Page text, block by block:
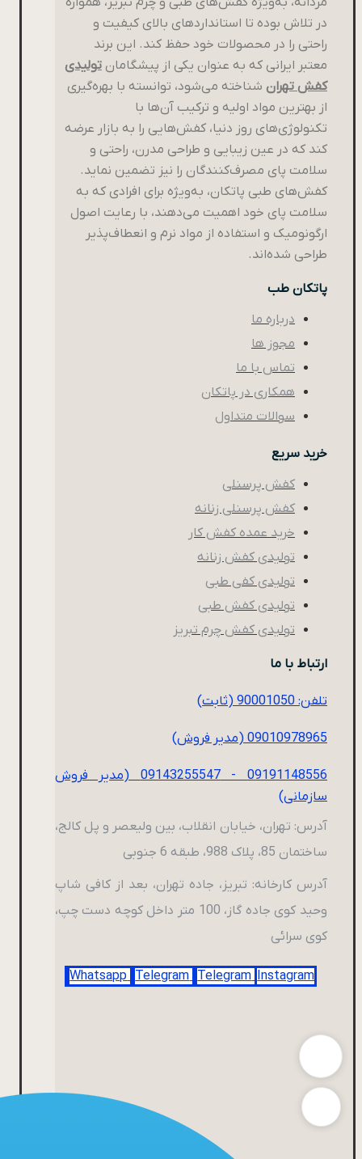
در تلاش بوده تا استانداردهای بالای کیفیت و
راحتی را در محصولات خود حفظ کند. این برند
معتبر ایرانی که به عنوان یکی از پیشگامان تولیدی
کفش تهران شناخته می‌شود، توانسته با بهره‌گیری
از بهترین مواد اولیه و ترکیب آن‌ها با
تکنولوژی‌های روز دنیا، کفش‌هایی را به بازار عرضه
کند که در عین زیبایی و طراحی مدرن، راحتی و
سلامت پای مصرف‌کنندگان را نیز تضمین نماید.
کفش‌های طبی پاتکان، به‌ویژه برای افرادی که به
سلامت پای خود اهمیت می‌دهند، با رعایت اصول
ارگونومیک و استفاده از مواد نرم و انعطاف‌پذیر
طراحی شده‌اند.
پاتکان طب
درباره ما
مجوز ها
تماس با ما
همکاری در پاتکان
سوالات متداول
خرید سریع
کفش پرسنلی
کفش پرسنلی زنانه
خرید عمده کفش کار
تولیدی کفش زنانه
تولیدی کفی طبی
تولیدی کفش طبی
تولیدی کفش چرم تبریز
ارتباط با ما
تلفن: 90001050 (ثابت)
09010978965 (مدیر فروش)
09191148556 - 09143255547 (مدیر فروش
سازمانی)
آدرس: تهران، خیابان انقلاب، بین ولیعصر و پل کالج،
ساختمان 85، پلاک 988، طبقه 6 جنوبی
آدرس کارخانه: تبریز، جاده تهران، بعد از کافی شاپ
وحید کوی جاده گاز، 100 متر داخل کوچه دست چپ،
کوی سرائی
Whatsapp Telegram Telegram Instagram